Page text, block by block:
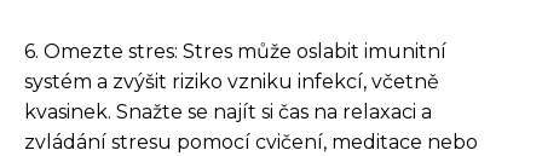
6. Omezte stres: Stres může oslabit imunitní
systém a zvýšit riziko vzniku infekcí, včetně
kvasinek. Snažte se najít si čas na relaxaci a
zvládání stresu pomocí cvičení, meditace nebo